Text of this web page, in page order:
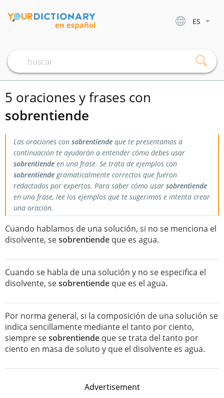
ES
5 oraciones y frases con
sobrentiende
Las oraciones con sobrentiende que te presentamos a
continuación te ayudarán a entender cómo debes usar
sobrentiende en una frase. Se trata de ejemplos con
sobrentiendegramaticalmente correctos que fueron
redactados por expertos. Para saber cómo usar sobrentiende
en una frase, lee los ejemplos que te sugerimos e intenta crear
una oración.
Cuando hablamos de una solución, si no se menciona el
disolvente, sesobrentiende que es agua.
Cuando se habla de una solución y no se especifica el
disolvente, sesobrentiende que es el agua.
Por norma general, si la composición de una solución se
indica sencillamente mediante el tanto por ciento,
siempre sesobrentiende que se trata del tanto por
ciento en masa de soluto y que el disolvente es agua.
Advertisement